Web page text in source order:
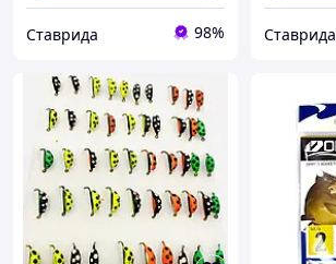
Ставрида 98% Ставрида